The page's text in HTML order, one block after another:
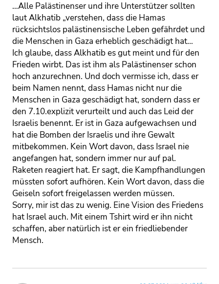
…Alle Palästinenser und ihre Unterstützer sollten
laut Alkhatib „verstehen, dass die Hamas
rücksichtslos palästinensische Leben gefährdet und
die Menschen in Gaza erheblich geschädigt hat…
Ich glaube, dass Alkhatib es gut meint und für den
Frieden wirbt. Das ist ihm als Palästinenser schon
hoch anzurechnen. Und doch vermisse ich, dass er
beim Namen nennt, dass Hamas nicht nur die
Menschen in Gaza geschädigt hat, sondern dass er
den 7.10.explizit verurteilt und auch das Leid der
Israelis benennt. Er ist in Gaza aufgewachsen und
hat die Bomben der Israelis und ihre Gewalt
mitbekommen. Kein Wort davon, dass Israel nie
angefangen hat, sondern immer nur auf pal.
Raketen reagiert hat. Er sagt, die Kampfhandlungen
müssten sofort aufhören. Kein Wort davon, dass die
Geiseln sofort freigelassen werden müssen.
Sorry, mir ist das zu wenig. Eine Vision des Friedens
hat Israel auch. Mit einem Tshirt wird er ihn nicht
schaffen, aber natürlich ist er ein friedliebender
Mensch.